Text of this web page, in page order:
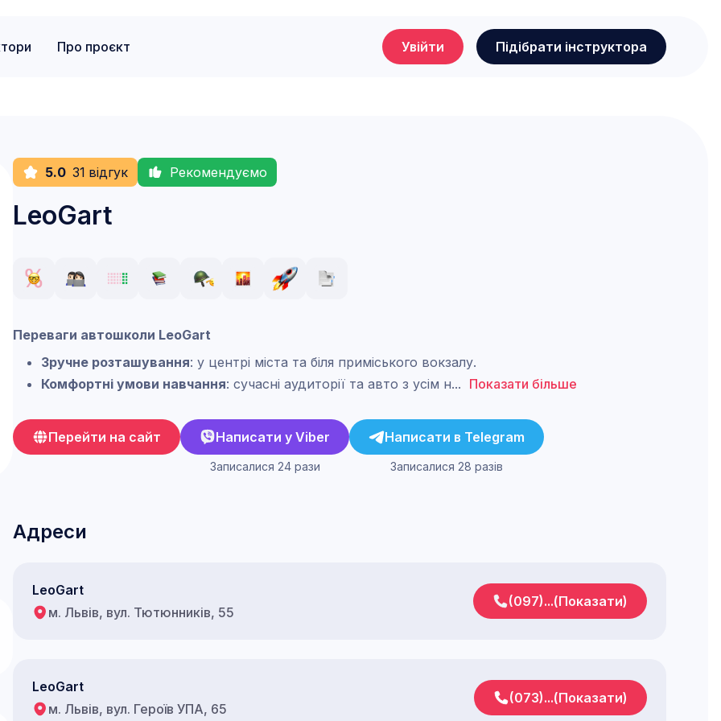
Про проєкт Увійти Підібрати інструктора
5.0 31 відгук Рекомендуємо
LeoGart
Переваги автошколи LeoGart
Зручне розташування: у центрі міста та біля приміського вокзалу.
Комфортні умови навчання: сучасні аудиторії та авто з усім н... Показати більше
Перейти на сайт Написати у Viber
Записалися 24 рази
Написати в Telegram
Записалися 28 разів
Адреси
LeoGart
м. Львів, вул. Тютюнників, 55
(097)...(Показати)
LeoGart
м. Львів, вул. Героїв УПА, 65
(073)...(Показати)